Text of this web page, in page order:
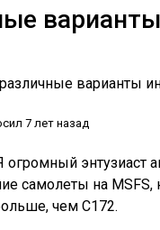
варианты
7 лет назад
энтузиаст
самолеты на MSFS,
чем C172.